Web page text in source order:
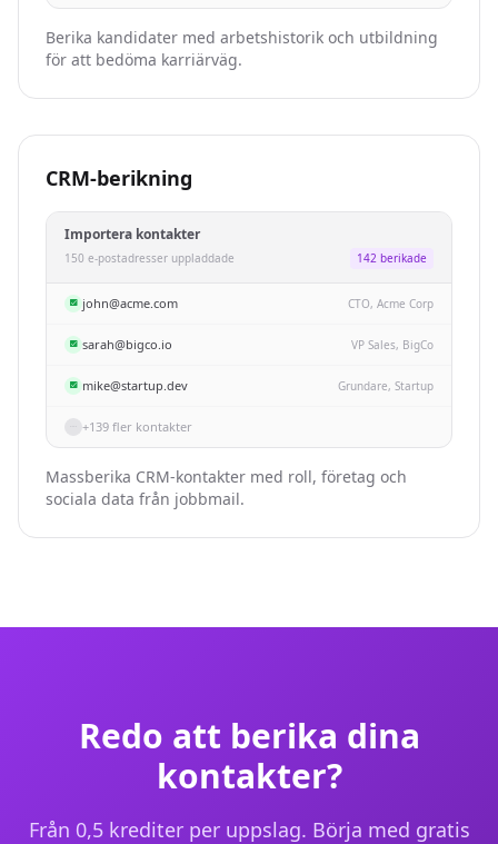
Berika kandidater med arbetshistorik och utbildning
för att bedöma karriärväg.
CRM-berikning
Importera kontakter
150 e-postadresser uppladdade 142 berikade
john@acme.com CTO, Acme Corp
sarah@bigco.io VP Sales, BigCo
mike@startup.dev Grundare, Startup
+139 fler kontakter
Massberika CRM-kontakter med roll, företag och
sociala data från jobbmail.
Redo att berika dina
kontakter?
Från 0,5 krediter per uppslag. Börja med gratis